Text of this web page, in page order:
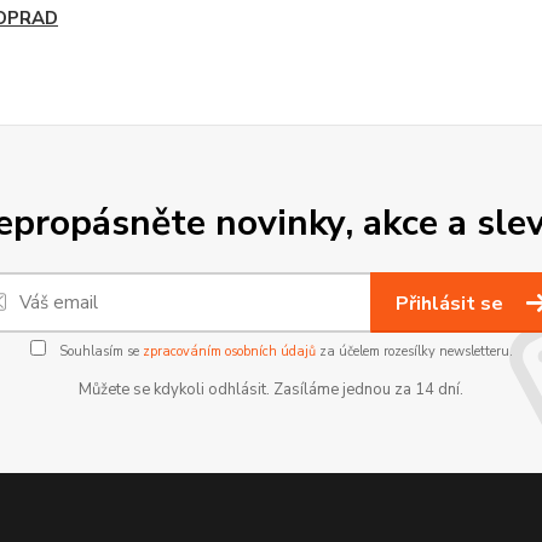
novinky, akce a
Přihlásit se
Souhlasím se zpracováním osobních údajůza účelem rozesílky newsletteru.
Můžete se kdykoli odhlásit. Zasíláme jednou za 14 dní.